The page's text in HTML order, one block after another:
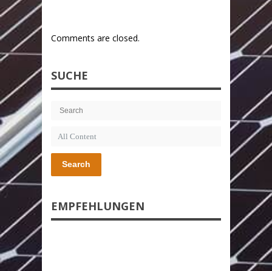
Comments are closed.
SUCHE
Search
EMPFEHLUNGEN